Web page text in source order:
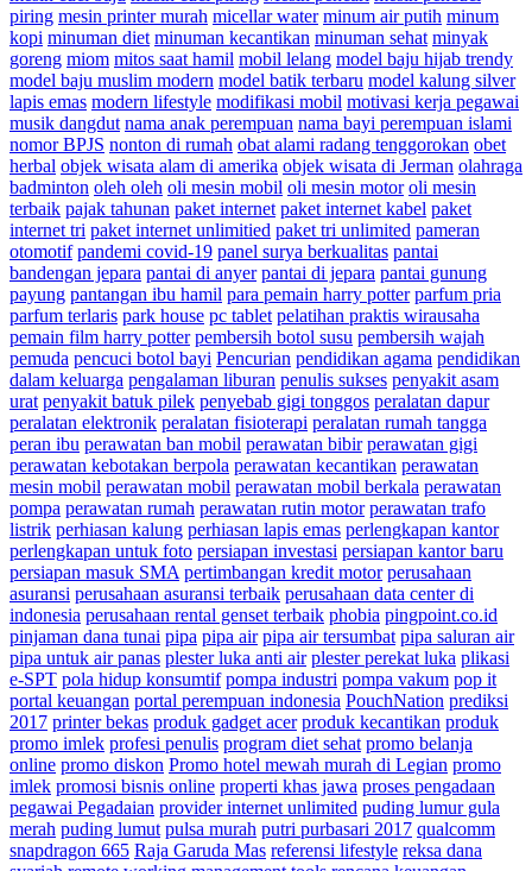
piring mesin printer murah micellar water minum air putih minum
kopi minuman diet minuman kecantikan minuman sehat minyak
goreng miom mitos saat hamil mobil lelang model baju hijab trendy
model baju muslim modern model batik terbaru model kalung silver
lapis emas modern lifestyle modifikasi mobil motivasi kerja pegawai
musik dangdut nama anak perempuan nama bayi perempuan islami
nomor BPJS nonton di rumah obat alami radang tenggorokan obet
herbal objek wisata alam di amerika objek wisata di Jerman olahraga
badminton oleh oleh oli mesin mobil oli mesin motor oli mesin
terbaik pajak tahunan paket internet paket internet kabel paket
internet tri paket internet unlimitied paket tri unlimited pameran
otomotif pandemi covid-19 panel surya berkualitas pantai
bandengan jepara pantai di anyer pantai di jepara pantai gunung
payung pantangan ibu hamil para pemain harry potter parfum pria
parfum terlaris park house pc tablet pelatihan praktis wirausaha
pemain film harry potter pembersih botol susu pembersih wajah
pemuda pencuci botol bayi Pencurian pendidikan agama pendidikan
dalam keluarga pengalaman liburan penulis sukses penyakit asam
urat penyakit batuk pilek penyebab gigi tonggos peralatan dapur
peralatan elektronik peralatan fisioterapi peralatan rumah tangga
peran ibu perawatan ban mobil perawatan bibir perawatan gigi
perawatan kebotakan berpola perawatan kecantikan perawatan
mesin mobil perawatan mobil perawatan mobil berkala perawatan
pompa perawatan rumah perawatan rutin motor perawatan trafo
listrik perhiasan kalung perhiasan lapis emas perlengkapan kantor
perlengkapan untuk foto persiapan investasi persiapan kantor baru
persiapan masuk SMA pertimbangan kredit motor perusahaan
asuransi perusahaan asuransi terbaik perusahaan data center di
indonesia perusahaan rental genset terbaik phobia pingpoint.co.id
pinjaman dana tunai pipa pipa air pipa air tersumbat pipa saluran air
pipa untuk air panas plester luka anti air plester perekat luka plikasi
e-SPT pola hidup konsumtif pompa industri pompa vakum pop it
portal keuangan portal perempuan indonesia PouchNation prediksi
2017 printer bekas produk gadget acer produk kecantikan produk
promo imlek profesi penulis program diet sehat promo belanja
online promo diskon Promo hotel mewah murah di Legian promo
imlek promosi bisnis online properti khas jawa proses pengadaan
pegawai Pegadaian provider internet unlimited puding lumur gula
merah puding lumut pulsa murah putri purbasari 2017 qualcomm
snapdragon 665 Raja Garuda Mas referensi lifestyle reksa dana